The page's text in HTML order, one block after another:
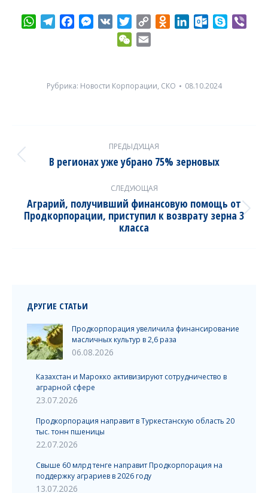
WhatsApp
TelegramFacebookMessenger
VK Twitter
Copy
Odnoklassniki
LinkedInOutlook.com
Skype
WeChat
Рубрика: Новости Корпорации, СКО 08.10.2024
navigation
ПРЕДЫДУЩАЯ
Previous
В регионах уже убрано 75% зерновых
СЛЕДУЮЩАЯ
Next
post:
Аграрий, получивший финансовую помощь от
Продкорпорации, приступил к возврату зерна 3
класса
ДРУГИЕ СТАТЬИ
Продкорпорация увеличила финансирование
масличных культур в 2,6 раза
06.08.2026
Казахстан и Марокко активизируют сотрудничество в
аграрной сфере
23.07.2026
Продкорпорация направит в Туркестанскую область 20
тыс. тонн пшеницы
22.07.2026
Свыше 60 млрд тенге направит Продкорпорация на
поддержку аграриев в 2026 году
13.07.2026